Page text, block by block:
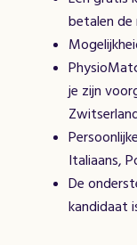
betalen
je zijn
Italiaans,
De
kandidaat